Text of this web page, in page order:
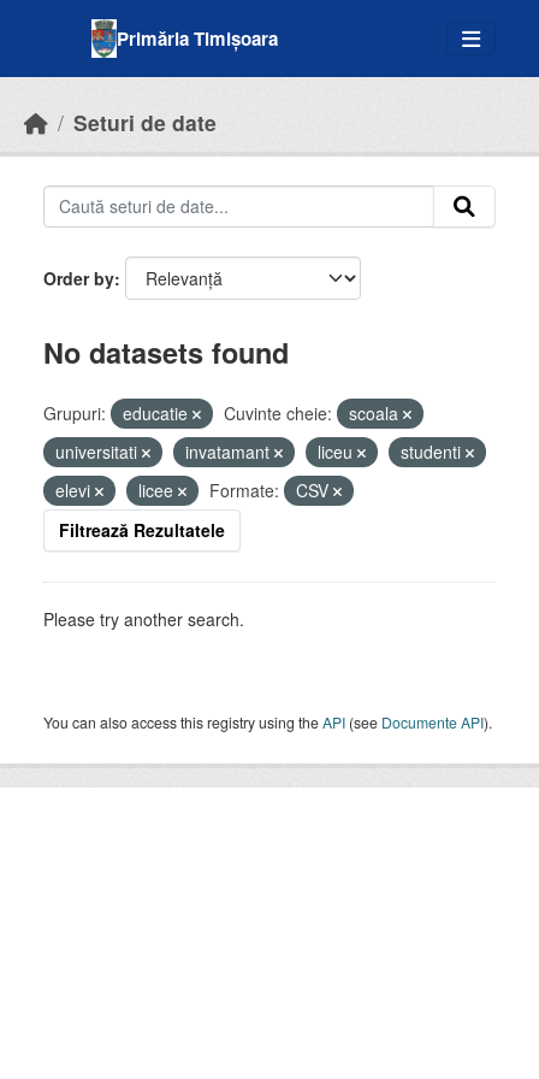
Primăria Timișoara
Seturi de date
Order by
No datasets found
Grupuri: educatie Cuvinte cheie:
scoala
universitati
invatamant liceu
studenti
elevi
licee Formate:
CSV
Filtrează Rezultatele
Please try another search.
You can also access this registry using theAPI (see Documente API).